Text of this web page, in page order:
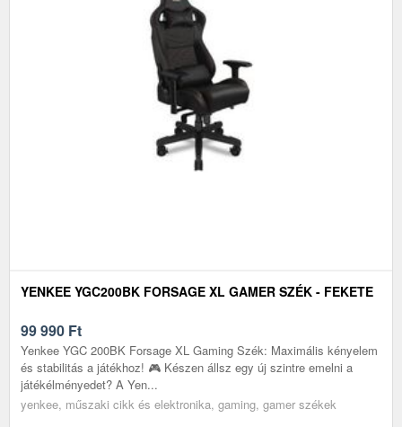
YENKEE YGC200BK FORSAGE XL GAMER SZÉK - FEKETE
99 990 Ft
Yenkee YGC 200BK Forsage XL Gaming Szék: Maximális kényelem
és stabilitás a játékhoz! 🎮 Készen állsz egy új szintre emelni a
játékélményedet? A Yen...
yenkee, műszaki cikk és elektronika, gaming, gamer székek